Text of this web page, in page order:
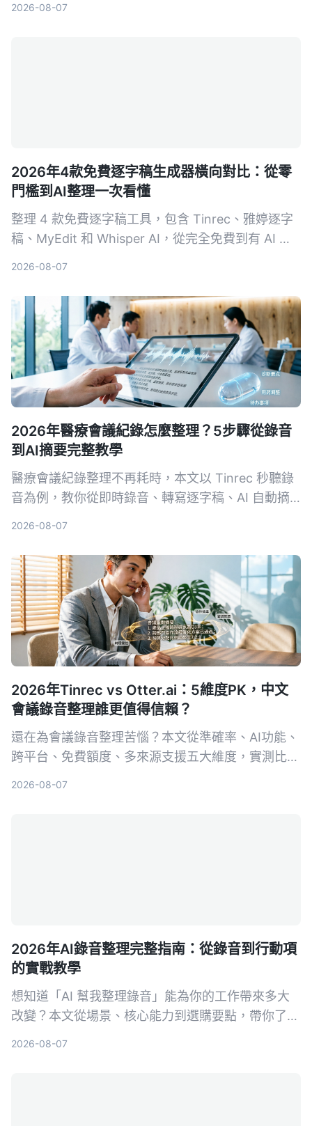
2026-08-07
2026年4款免費逐字稿生成器橫向對比：從零
門檻到AI整理一次看懂
整理 4 款免費逐字稿工具，包含 Tinrec、雅婷逐字
稿、MyEdit 和 Whisper AI，從完全免費到有 AI 進
2026-08-07
2026年醫療會議紀錄怎麼整理？5步驟從錄音
到AI摘要完整教學
醫療會議紀錄整理不再耗時，本文以 Tinrec 秒聽錄
音為例，教你從即時錄音、轉寫逐字稿、AI 自動摘
2026-08-07
2026年Tinrec vs Otter.ai：5維度PK，中文
會議錄音整理誰更值得信賴？
還在為會議錄音整理苦惱？本文從準確率、AI功能、
跨平台、免費額度、多來源支援五大維度，實測比較
2026-08-07
2026年AI錄音整理完整指南：從錄音到行動項
的實戰教學
想知道「AI 幫我整理錄音」能為你的工作帶來多大
改變？本文從場景、核心能力到選購要點，帶你了解
2026-08-07